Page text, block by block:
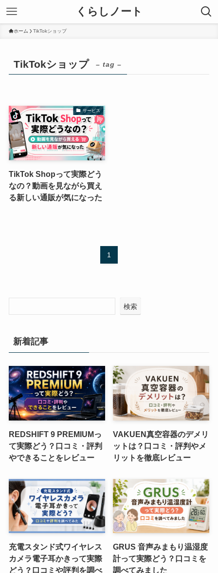
くらしノート
ホーム TikTokショップ
TikTokショップ – tag –
サービス
TikTok Shopって実際どう
なの？動画を見ながら買え
る新しい通販が気になった
1
検索
新着記事
REDSHIFT 9 PREMIUMっ
て実際どう？口コミ・評判
やできることをレビュー
VAKUEN真空容器のデメリ
ットは？口コミ・評判やメ
リットを徹底レビュー
充電スタンド式ワイヤレス
カメラ電子耳かきって実際
どう？口コミや評判を調べ
GRUS 音声みまもり温湿度
計って実際どう？口コミを
調べてみました